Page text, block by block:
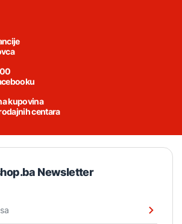
kupovina
centara
Newsletter